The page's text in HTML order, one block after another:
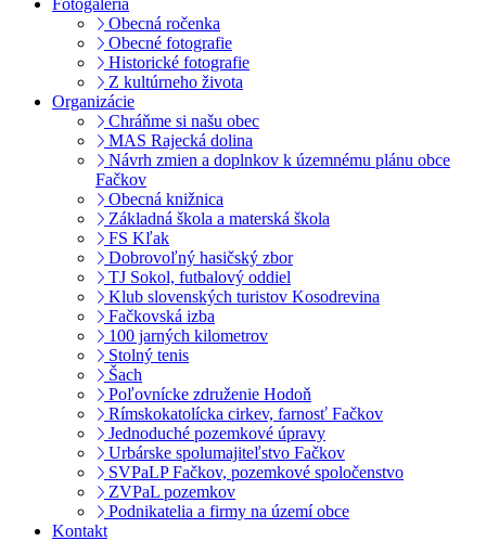
Obecná ročenka
Obecné fotografie
Historické fotografie
Z kultúrneho života
Organizácie
Chráňme si našu obec
MAS Rajecká dolina
Návrh zmien a doplnkov k územnému plánu obce
Fačkov
Obecná knižnica
Základná škola a materská škola
FS Kľak
Dobrovoľný hasičský zbor
TJ Sokol, futbalový oddiel
Klub slovenských turistov Kosodrevina
Fačkovská izba
100 jarných kilometrov
Stolný tenis
Šach
Poľovnícke združenie Hodoň
Rímskokatolícka cirkev, farnosť Fačkov
Jednoduché pozemkové úpravy
Urbárske spolumajiteľstvo Fačkov
SVPaLP Fačkov, pozemkové spoločenstvo
ZVPaL pozemkov
Podnikatelia a firmy na území obce
Kontakt